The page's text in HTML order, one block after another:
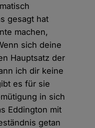
gesagt hat
machen,
sich deine
Hauptsatz der
ich dir keine
es für sie
in sich
Eddington mit
getan